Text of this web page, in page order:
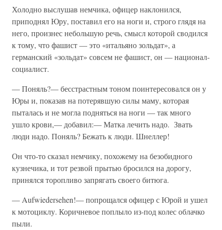
Холодно выслушав немчика, офицер наклонился,
приподнял Юру, поставил его на ноги и, строго глядя на
него, произнес небольшую речь, смысл которой сводился
к тому, что фашист — это «итальяно зольдат», а
германский «зольдат» совсем не фашист, он — национал-
социалист.
— Поняль?— бесстрастным тоном поинтересовался он у
Юры и, показав на потерявшую силы маму, которая
пыталась и не могла подняться на ноги — так много
ушло крови,— добавил:— Матка лечить надо. Звать
люди надо. Поняль? Бежать к люди. Шнеллер!
Он что-то сказал немчику, похожему на безобидного
кузнечика, и тот резвой прытью бросился на дорогу,
принялся торопливо запрягать своего битюга.
— Aufwiedersehen!— попрощался офицер с Юрой и ушел
к мотоциклу. Коричневое поплыло из-под колес облачко
пыли.